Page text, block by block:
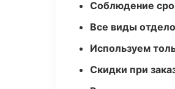
Соблюдение
Все виды
Используем
Скидки при